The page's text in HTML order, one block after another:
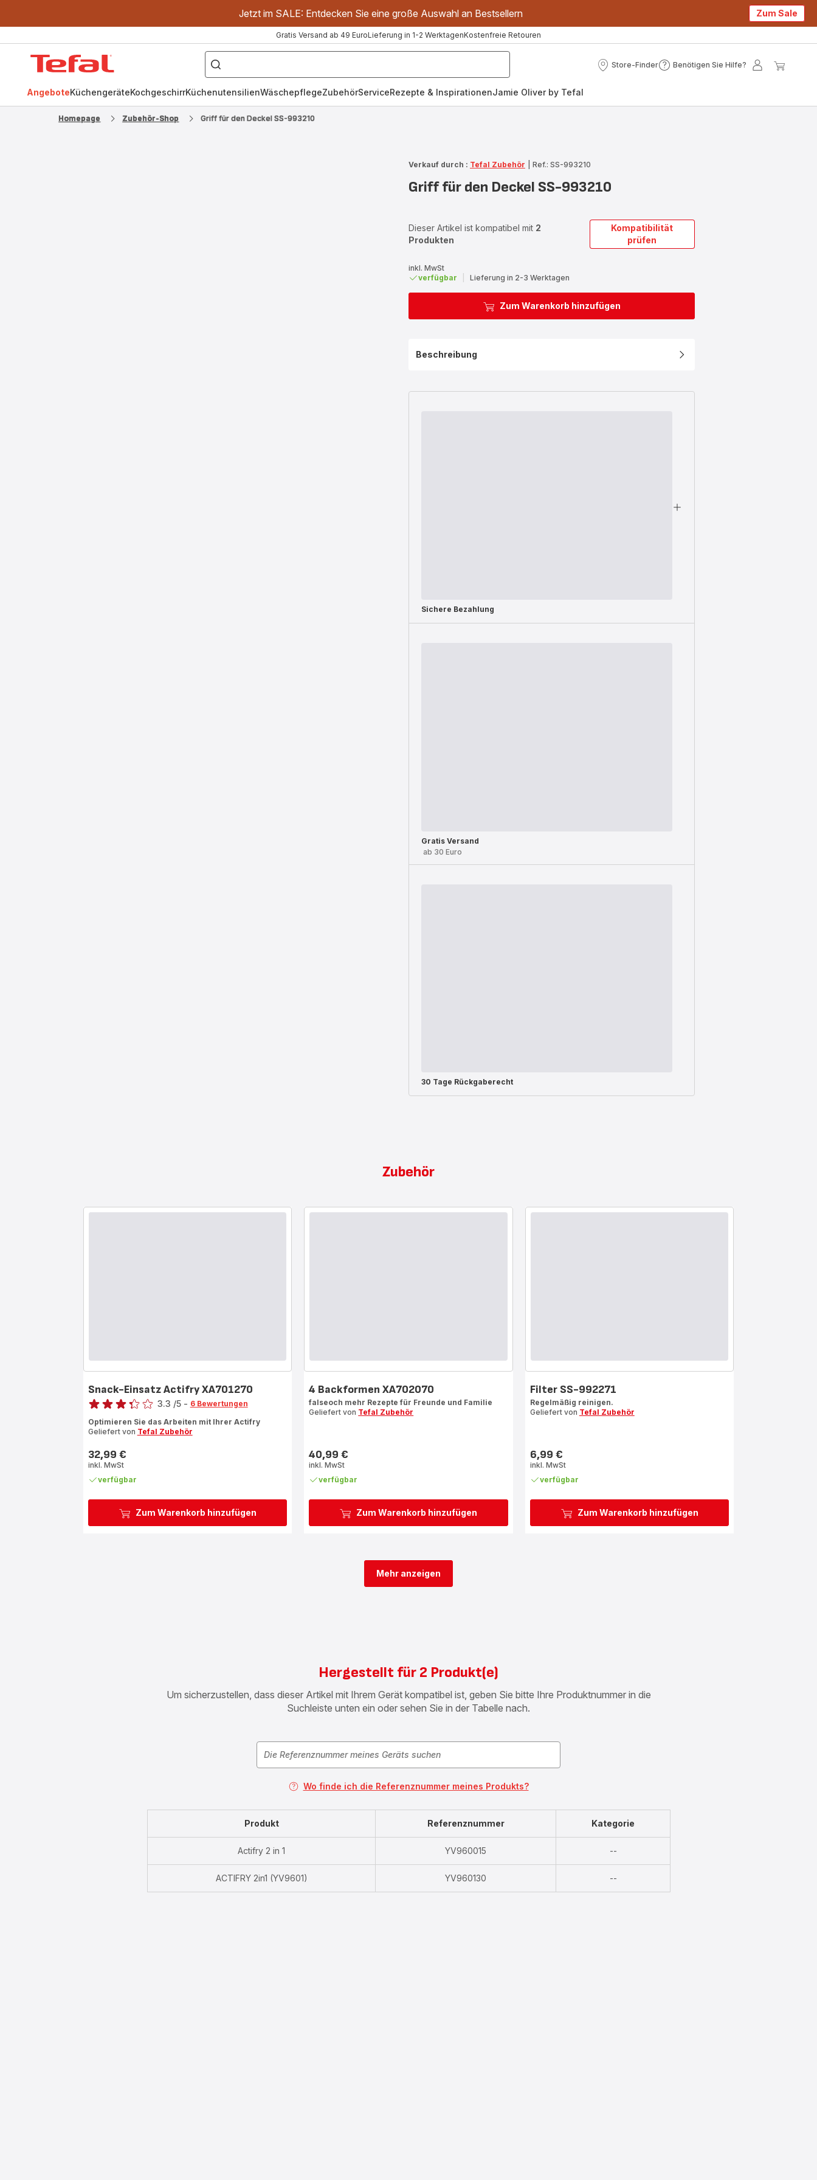
Jetzt im SALE: Entdecken Sie eine große Auswahl an Bestsellern Zum Sale
Gratis Versand ab 49 EuroLieferung in 1-2 WerktagenKostenfreie Retouren
["OptiGrill","Easy
Fry","Pfanne"]
Store-Finder
Store-
Benötigen Sie Hilfe?
Benötigen
Mein
AngeboteKüchengeräteKochgeschirrKüchenutensilienWäschepflegeZubehörServiceRezepte & InspirationenJamie Oliver by Tefal
Homepage Zubehör-Shop Griff für den Deckel SS-993210
Verkauf durch : Tefal Zubehör Ref.: SS-993210
Griff für den Deckel SS-993210
Dieser Artikel ist kompatibel mit 2
Produkten
Kompatibilität
prüfen
inkl. MwSt
verfügbar
Lieferung in 2-3 Werktagen
Zum Warenkorb hinzufügen
Beschreibung
Sichere Bezahlung
Gratis Versand
ab 30 Euro
30 Tage Rückgaberecht
Zubehör
Zum Warenkorb hinzufügen
Snack-Einsatz Actifry XA701270
Bewertung
3.3 /5 - 6 Bewertungen
Optimieren Sie das Arbeiten mit Ihrer Actifry
Geliefert von Tefal Zubehör
Preis
32,99 €
inkl. MwSt
verfügbar
Zum Warenkorb hinzufügen
4 Backformen XA702070
falseoch mehr Rezepte für Freunde und Familie
Geliefert von Tefal Zubehör
Preis
40,99 €
inkl. MwSt
verfügbar
Zum Warenkorb hinzufügen
Filter SS-992271
Regelmäßig reinigen.
Geliefert von Tefal Zubehör
Preis
6,99 €
inkl. MwSt
verfügbar
Mehr anzeigen
Hergestellt für 2 Produkt(e)
Um sicherzustellen, dass dieser Artikel mit Ihrem Gerät kompatibel ist, geben Sie bitte Ihre Produktnummer in die
Suchleiste unten ein oder sehen Sie in der Tabelle nach.
Wo finde ich die Referenznummer meines Produkts?
Produkt Referenznummer Kategorie
Actifry 2 in 1 YV960015 --Nicht
verfügbar
ACTIFRY 2in1 (YV9601)
YV960130 --Nicht
verfügbar